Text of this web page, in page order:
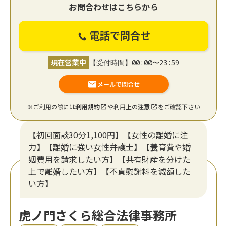
お問合わせはこちらから
電話で問合せ
現在営業中 【受付時間】00:00〜23:59
メールで問合せ
※ご利用の際には利用規約 や利用上の注意 をご確認下さい
【初回面談30分1,100円】【女性の離婚に注
力】【離婚に強い女性弁護士】【養育費や婚
姻費用を請求したい方】【共有財産を分けた
上で離婚したい方】【不貞慰謝料を減額した
い方】
虎ノ門さくら総合法律事務所